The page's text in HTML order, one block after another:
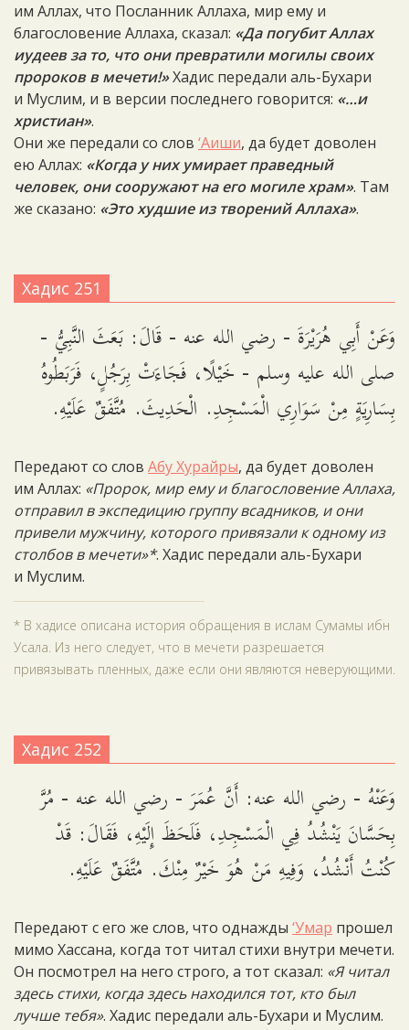
им Аллах, что Посланник Аллаха, мир ему и
благословение Аллаха, сказал: «Да погубит Аллах
иудеев за то, что они превратили могилы своих
пророков в мечети!»Хадис передали аль-Бухари
и Муслим, и в версии последнего говорится: «…и
христиан».
Они же передали со слов ‘Аиши, да будет доволен
ею Аллах: «Когда у них умирает праведный
человек, они сооружают на его могиле храм». Там
же сказано: «Это худшие из творений Аллаха».
Хадис 251
وَعَنْ أَبِي هُرَيْرَةَ - رضي الله عنه - قَالَ: بَعَثَ النَّبِيُّ -
صلى الله عليه وسلم - خَيْلًا، فَجَاءَتْ بِرَجُلٍ، فَرَبَطُوهُ
بِسَارِيَةٍ مِنْ سَوَارِي الْمَسْجِدِ. الْحَدِيثَ. مُتَّفَقٌ عَلَيْهِ.
Передают со слов Абу Хурайры, да будет доволен
им Аллах: «Пророк, мир ему и благословение Аллаха,
отправил в экспедицию группу всадников, и они
привели мужчину, которого привязали к одному из
столбов в мечети»*. Хадис передали аль-Бухари
и Муслим.
* В хадисе описана история обращения в ислам Сумамы ибн
Усала. Из него следует, что в мечети разрешается
привязывать пленных, даже если они являются неверующими.
Хадис 252
وَعَنْهُ - رضي الله عنه: أَنَّ عُمَرَ - رضي الله عنه - مُرَّ
بِحَسَّانَ يَنْشُدُ فِي الْمَسْجِدِ، فَلَحَظَ إِلَيْهِ، فَقَالَ: قَدْ
كُنْتُ أَنْشُدُ، وَفِيهِ مَنْ هُوَ خَيْرٌ مِنْكَ. مُتَّفَقٌ عَلَيْهِ.
Передают с его же слов, что однажды ‘Умар прошел
мимо Хассана, когда тот читал стихи внутри мечети.
Он посмотрел на него строго, а тот сказал: «Я читал
здесь стихи, когда здесь находился тот, кто был
лучше тебя». Хадис передали аль-Бухари и Муслим.